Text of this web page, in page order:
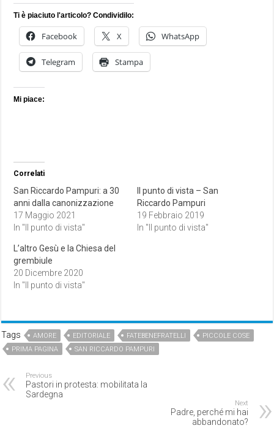
Ti è piaciuto l'articolo? Condividilo:
Facebook X WhatsApp
Telegram Stampa
Mi piace:
Correlati
San Riccardo Pampuri: a 30
anni dalla canonizzazione
17 Maggio 2021
In "Il punto di vista"
Il punto di vista – San
Riccardo Pampuri
19 Febbraio 2019
In "Il punto di vista"
L’altro Gesù e la Chiesa del
grembiule
20 Dicembre 2020
In "Il punto di vista"
Tags AMORE EDITORIALE FATEBENEFRATELLI
PICCOLE COSE
PRIMA PAGINA
SAN RICCARDO PAMPURI
Previous
Pastori in protesta: mobilitata la
Sardegna
Next
Padre, perché mi hai
abbandonato?